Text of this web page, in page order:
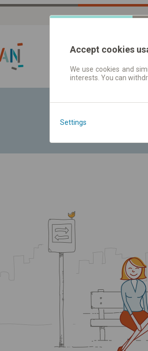
Fahrplandaten |
Accept cookies
We use cookies and
interests. You can
Settings